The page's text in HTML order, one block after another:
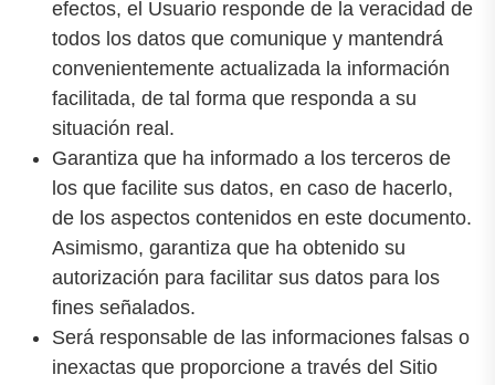
efectos, el Usuario responde de la veracidad de
todos los datos que comunique y mantendrá
convenientemente actualizada la información
facilitada, de tal forma que responda a su
situación real.
Garantiza que ha informado a los terceros de
los que facilite sus datos, en caso de hacerlo,
de los aspectos contenidos en este documento.
Asimismo, garantiza que ha obtenido su
autorización para facilitar sus datos para los
fines señalados.
Será responsable de las informaciones falsas o
inexactas que proporcione a través del Sitio